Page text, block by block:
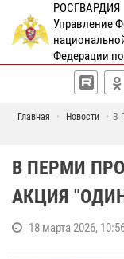
РОСГВАРДИЯ
Управление
Федерации
Главная Новости
В
В ПЕРМИ
АКЦИЯ
18 марта 2026,